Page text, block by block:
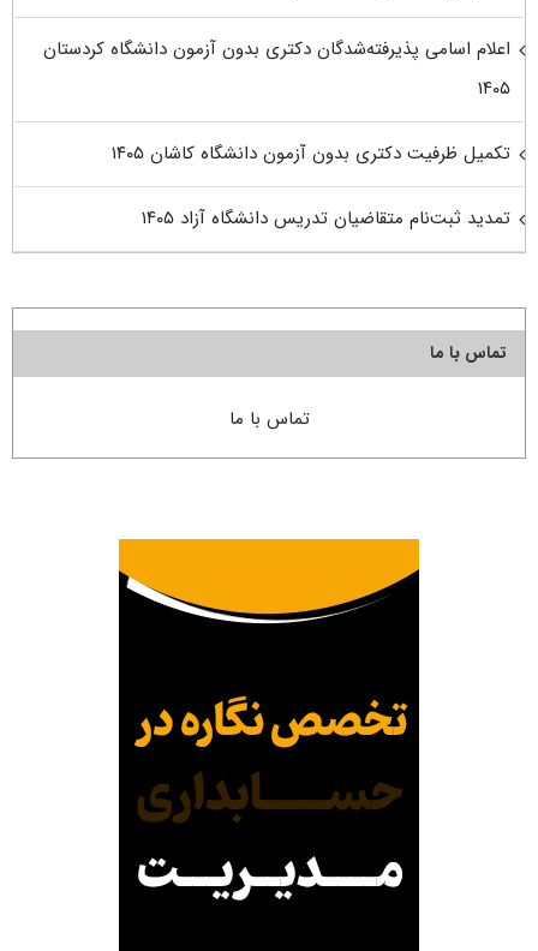
اعلام اسامی پذیرفته‌شدگان دکتری بدون آزمون دانشگاه کردستان
۱۴۰۵
تکمیل ظرفیت دکتری بدون آزمون دانشگاه کاشان ۱۴۰۵
تمدید ثبت‌نام متقاضیان تدریس دانشگاه آزاد ۱۴۰۵
تماس با ما
تماس با ما